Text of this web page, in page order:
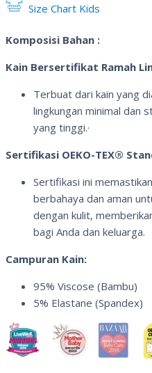
Size Chart Kids
Komposisi Bahan :
Kain Bersertifikat Ramah
Terbuat dari kain yang
lingkungan minimal dan
yang tinggi.·
Sertifikasi OEKO-TEX®
Sertifikasi ini
berbahaya dan aman
dengan kulit,
bagi Anda dan keluarga.
Campuran Kain:
95% Viscose (Bambu)
5% Elastane (Spandex)